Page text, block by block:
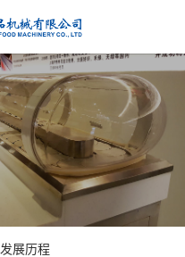
发展历程